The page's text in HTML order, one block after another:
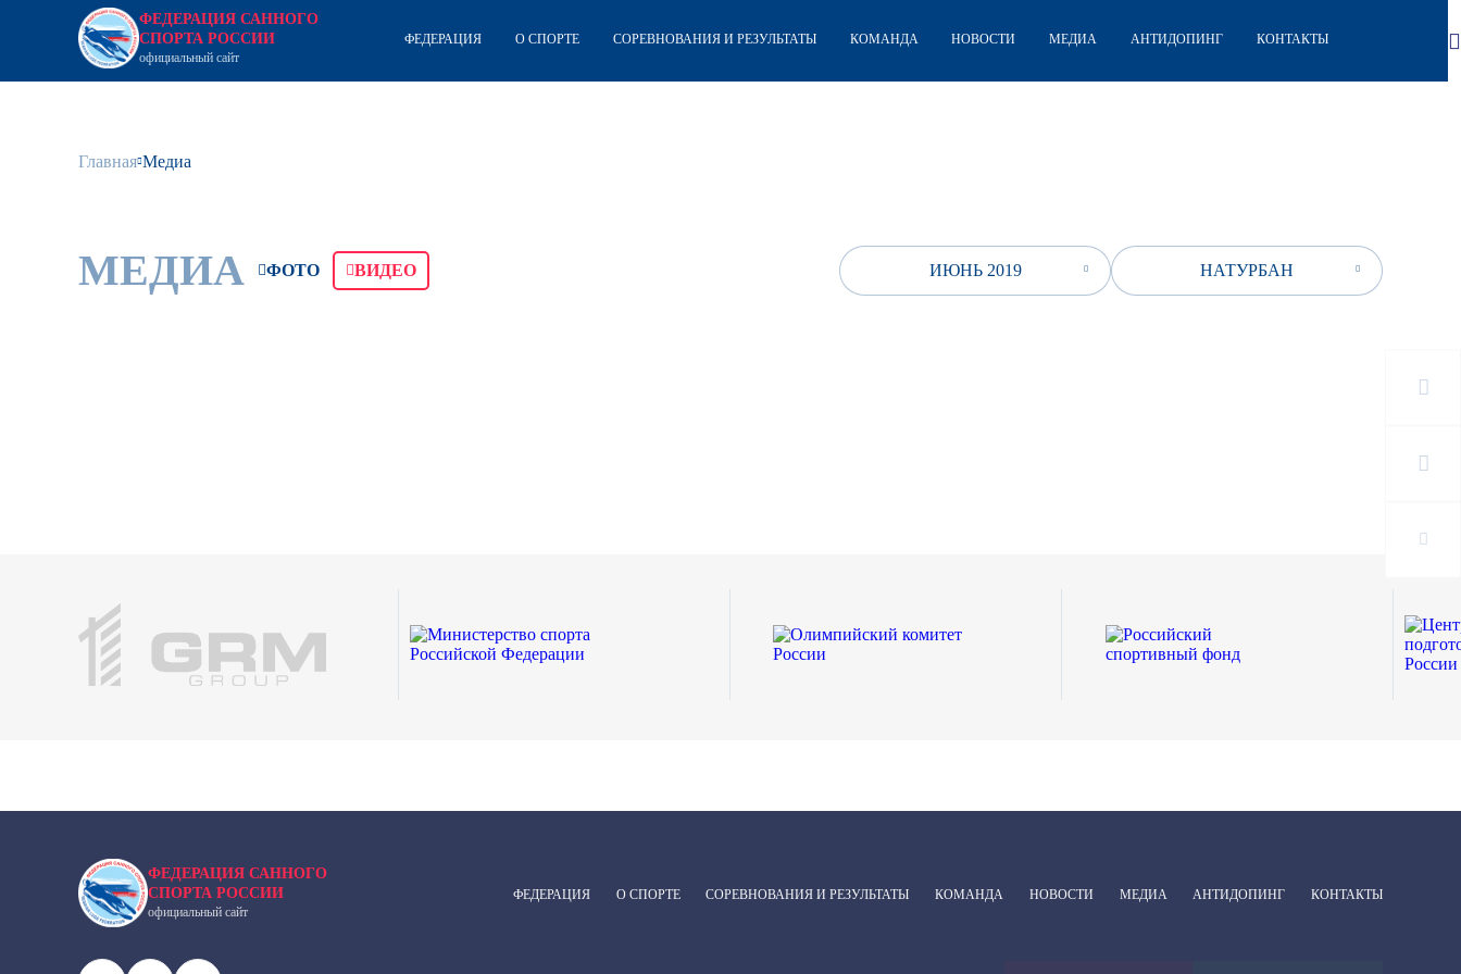
ФЕДЕРАЦИЯ САННОГО
СПОРТА РОССИИ
официальный сайт
ФЕДЕРАЦИЯ О СПОРТЕ СОРЕВНОВАНИЯ И РЕЗУЛЬТАТЫ КОМАНДА НОВОСТИ МЕДИА АНТИДОПИНГ КОНТАКТЫ
Главная Медиа
МЕДИА ФОТО ВИДЕО ИЮНЬ 2019 НАТУРБАН
ФЕДЕРАЦИЯ САННОГО
СПОРТА РОССИИ
официальный сайт
ФЕДЕРАЦИЯ О СПОРТЕ СОРЕВНОВАНИЯ И РЕЗУЛЬТАТЫ КОМАНДА НОВОСТИ МЕДИА АНТИДОПИНГ КОНТАКТЫ